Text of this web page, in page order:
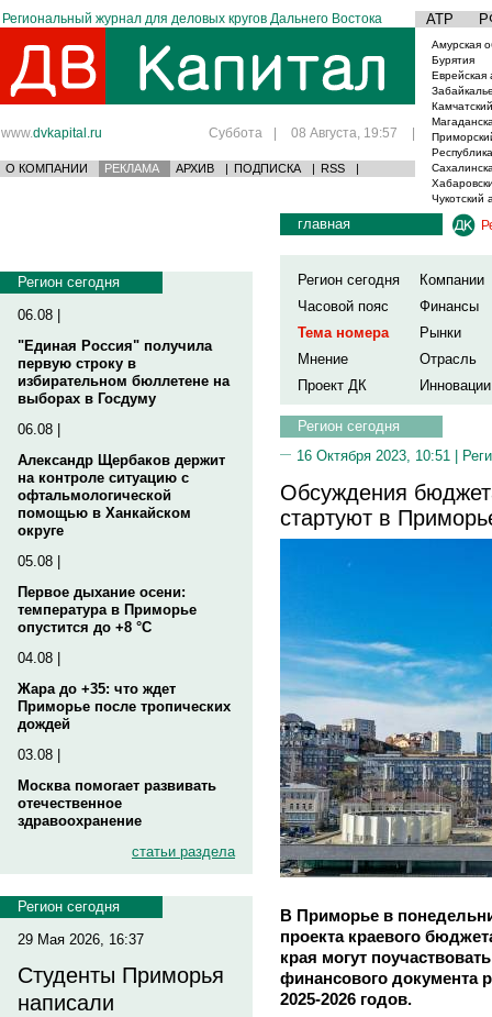
Региональный журнал для деловых кругов Дальнего Востока АТР
www.dvkapital.ru Суббота | 08 Августа, 19:57 |
О КОМПАНИИ РЕКЛАМА АРХИВ | ПОДПИСКА | RSS |
Амурская
Бурятия
Еврейская
Чукотский
Регион сегодня
06.08 |
"Единая Россия" получила
первую строку в
избирательном бюллетене на
выборах в Госдуму
06.08 |
Александр Щербаков держит
на контроле ситуацию с
офтальмологической
помощью в Ханкайском
округе
05.08 |
Первое дыхание осени:
температура в Приморье
опустится до +8 °C
04.08 |
Жара до +35: что ждет
Приморье после тропических
дождей
03.08 |
Москва помогает развивать
отечественное
здравоохранение
статьи раздела
Регион сегодня
29 Мая 2026, 16:37
Студенты Приморья
написали
главная
Регион сегодня
Компании
Часовой пояс
Финансы
Тема номера
Рынки
Мнение
Отрасль
Проект ДК
Инновации
Регион сегодня
16 Октября 2023, 10:51 |
Обсуждения
стартуют в
В Приморье в
проекта краевого
края могут
финансового документа
2025-2026 годов.